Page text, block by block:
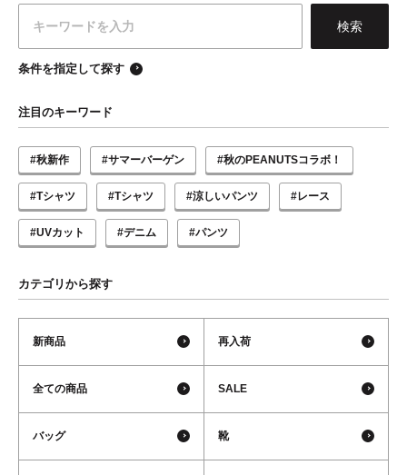
条件を指定して探す
注目のキーワード
#秋新作 #サマーバーゲン #秋のPEANUTSコラボ！
#Tシャツ #Tシャツ #涼しいパンツ #レース
#UVカット #デニム #パンツ
カテゴリから探す
新商品 再入荷
全ての商品 SALE
バッグ 靴